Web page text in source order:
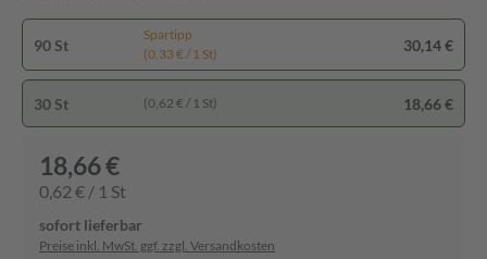
90 St
Spartipp
(0,33 € / 1 St)
30,14 €
30 St (0,62 € / 1 St) 18,66 €
18,66 €
0,62 € / 1 St
sofort lieferbar
Preise inkl. MwSt. ggf. zzgl. Versandkosten